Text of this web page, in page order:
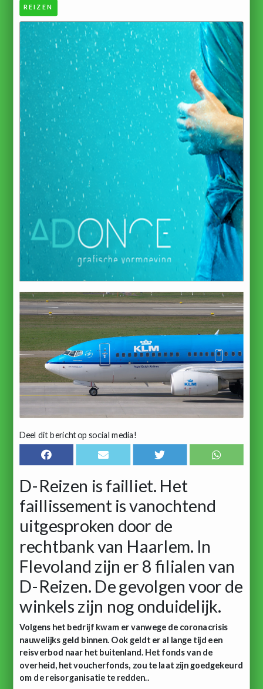
REIZEN
Deel dit bericht op social media!
D-Reizen is failliet. Het
faillissement is vanochtend
uitgesproken door de
rechtbank van Haarlem. In
Flevoland zijn er 8 filialen van
D-Reizen. De gevolgen voor de
winkels zijn nog onduidelijk.
Volgens het bedrijf kwam er vanwege de coronacrisis
nauwelijks geld binnen. Ook geldt er al lange tijd een
reisverbod naar het buitenland. Het fonds van de
overheid, het voucherfonds, zou te laat zijn goedgekeurd
om de reisorganisatie te redden..